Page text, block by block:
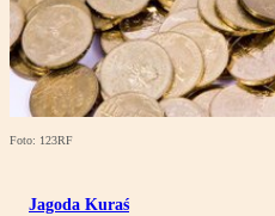
Foto: 123RF
Jagoda Kuraś